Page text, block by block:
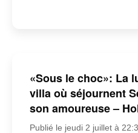
«Sous le choc»: La
villa où séjournent
son amoureuse –
Publié le jeudi 2 juillet à